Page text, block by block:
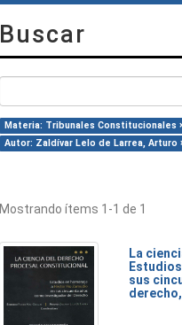
Buscar
Materia: Tribunales Constitucionales
Autor: Zaldívar Lelo de Larrea, Arturo
Mostrando ítems 1-1 de 1
La
sus